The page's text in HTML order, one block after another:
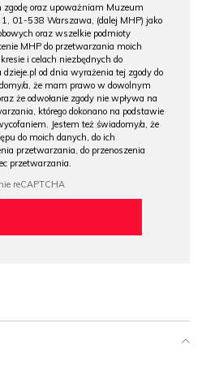
oraz upoważniam Muzeum
01-538 Warszawa, (dalej MHP) jako
oraz wszelkie podmioty
MHP do przetwarzania moich
i celach niezbędnych do
od dnia wyrażenia tej zgody do
a, że mam prawo w dowolnym
że odwołanie zgody nie wpływa na
którego dokonano na podstawie
Jestem też świadomy/a, że
do moich danych, do ich
przetwarzania, do przenoszenia
przetwarzania.